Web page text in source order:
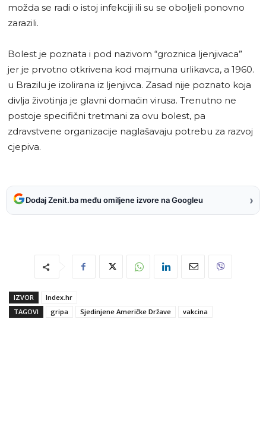
možda se radi o istoj infekciji ili su se oboljeli ponovno
zarazili.
Bolest je poznata i pod nazivom “groznica ljenjivaca”
jer je prvotno otkrivena kod majmuna urlikavca, a 1960.
u Brazilu je izolirana iz ljenjivca. Zasad nije poznato koja
divlja životinja je glavni domaćin virusa. Trenutno ne
postoje specifični tretmani za ovu bolest, pa
zdravstvene organizacije naglašavaju potrebu za razvoj
cjepiva.
Dodaj Zenit.ba među omiljene izvore na Googleu ›
IZVOR
Index.hr
TAGOVI
gripa Sjedinjene Američke Države vakcina